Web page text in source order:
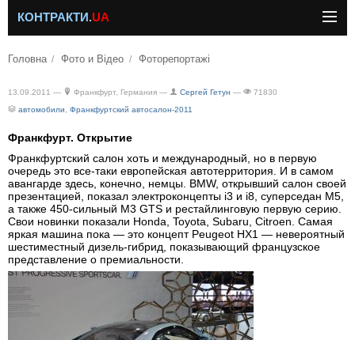
КОНТРАКТИ.UA
Головна Фото и Відео Фоторепортажі
13.09.2011 — Франкфурт, Германия — Сергей Гетун —
71830
автомобили
Франкфуртский автосалон-2011
Франкфурт. Открытие
Франкфуртский салон хоть и международный, но в первую
очередь это все-таки европейская автотерритория. И в самом
авангарде здесь, конечно, немцы. BMW, открывший салон своей
презентацией, показал электроконцепты i3 и i8, суперседан M5,
а также 450-сильный M3 GTS и рестайлинговую первую серию.
Свои новинки показали Honda, Toyota, Subaru, Citroen. Самая
яркая машина пока — это концепт Peugeot HX1 — невероятный
шестиместный дизель-гибрид, показывающий французское
представление о премиальности.